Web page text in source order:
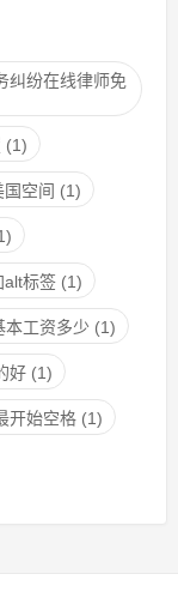
纠纷在线律师免
(1)
空间 (1)
alt标签(1)
本工资多少 (1)
好(1)
开始空格(1)